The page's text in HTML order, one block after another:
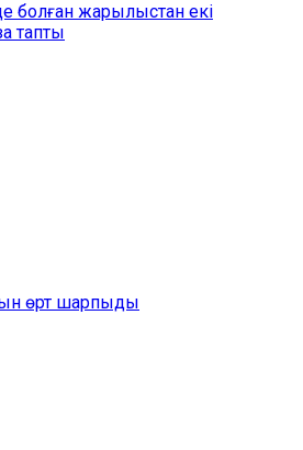
болған жарылыстан екі
тапты
өрт шарпыды